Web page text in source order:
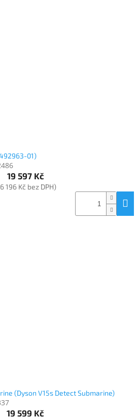
01)
19 597 Kč
196 Kč bez DPH)
(Dyson V15s Detect Submarine)
19 599 Kč